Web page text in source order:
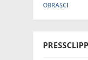
OBRASCI